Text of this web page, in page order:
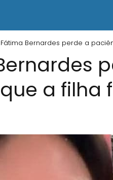
Fátima Bernardes perde a
a filha